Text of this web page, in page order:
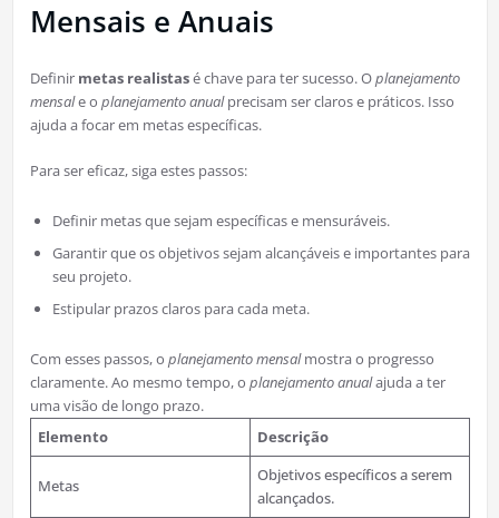
Mensais e Anuais
Definir metas realistasé chave para ter sucesso. Oplanejamento
mensale o planejamento anualprecisam ser claros e práticos. Isso
ajuda a focar em metas específicas.
Para ser eficaz, siga estes passos:
Definir metas que sejam específicas e mensuráveis.
Garantir que os objetivos sejam alcançáveis e importantes para
seu projeto.
Estipular prazos claros para cada meta.
Com esses passos, o planejamento mensalmostra o progresso
claramente. Ao mesmo tempo, o planejamento anualajuda a ter
uma visão de longo prazo.
Elemento
Descrição
Metas
Objetivos específicos a serem
alcançados.